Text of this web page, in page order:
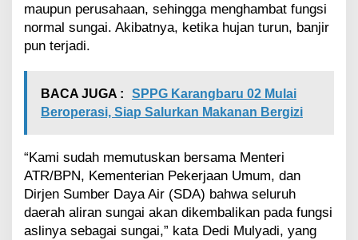
e
t
u
a
n
maupun perusahaan, sehingga menghambat fungsi
normal sungai. Akibatnya, ketika hujan turun, banjir
pun terjadi.
BACA JUGA :
SPPG Karangbaru 02 Mulai
Beroperasi, Siap Salurkan Makanan Bergizi
“Kami sudah memutuskan bersama Menteri
ATR/BPN, Kementerian Pekerjaan Umum, dan
Dirjen Sumber Daya Air (SDA) bahwa seluruh
daerah aliran sungai akan dikembalikan pada fungsi
aslinya sebagai sungai,” kata Dedi Mulyadi, yang